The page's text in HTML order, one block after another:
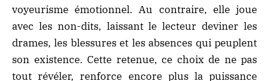
voyeurisme émotionnel. Au contraire, elle joue
avec les non-dits, laissant le lecteur deviner les
drames, les blessures et les absences qui peuplent
son existence. Cette retenue, ce choix de ne pas
tout révéler, renforce encore plus la puissance